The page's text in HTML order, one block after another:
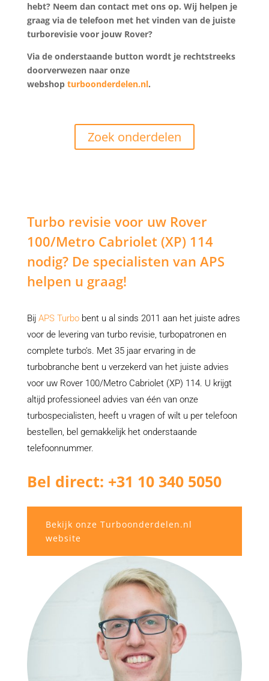
hebt? Neem dan contact met ons op. Wij helpen je
graag via de telefoon met het vinden van de juiste
turborevisie voor jouw Rover?
Via de onderstaande button wordt je rechtstreeks
doorverwezen naar onze
webshop turboonderdelen.nl.
Zoek onderdelen
Turbo revisie voor uw Rover
100/Metro Cabriolet (XP) 114
nodig? De specialisten van APS
helpen u graag!
Bij APS Turbobent u al sinds 2011 aan het juiste adres
voor de levering van turbo revisie, turbopatronen en
complete turbo’s. Met 35 jaar ervaring in de
turbobranche bent u verzekerd van het juiste advies
voor uw Rover 100/Metro Cabriolet (XP) 114. U krijgt
altijd professioneel advies van één van onze
turbospecialisten, heeft u vragen of wilt u per telefoon
bestellen, bel gemakkelijk het onderstaande
telefoonnummer.
Bel direct: +31 10 340 5050
Bekijk onze Turboonderdelen.nl
website